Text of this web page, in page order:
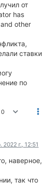
от
has
other
ставки
по
0
2022 г., 12:51
наверное,
так что